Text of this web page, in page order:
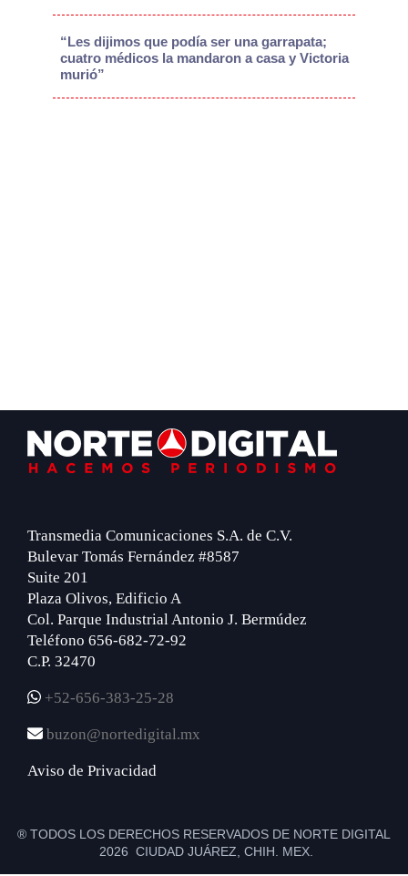
“Les dijimos que podía ser una garrapata;
cuatro médicos la mandaron a casa y Victoria
murió”
Footer
Transmedia Comunicaciones S.A. de C.V.
Bulevar Tomás Fernández #8587
Suite 201
Plaza Olivos, Edificio A
Col. Parque Industrial Antonio J. Bermúdez
Teléfono 656-682-72-92
C.P. 32470
+52-656-383-25-28
buzon@nortedigital.mx
Aviso de Privacidad
® TODOS LOS DERECHOS RESERVADOS DE NORTE DIGITAL
2026 CIUDAD JUÁREZ, CHIH. MEX.